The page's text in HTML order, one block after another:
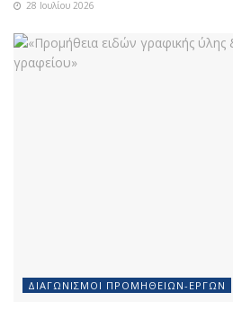
28 Ιουλίου 2026
ΔΙΑΓΩΝΙΣΜΟΊ ΠΡΟΜΗΘΕΙΏΝ-ΈΡΓΩΝ